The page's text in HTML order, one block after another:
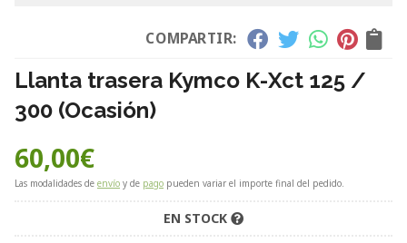
COMPARTIR:
Llanta trasera Kymco K-Xct 125 /
300 (Ocasión)
60,00€
Las modalidades de envío y de pago pueden variar el importe final del pedido.
EN STOCK